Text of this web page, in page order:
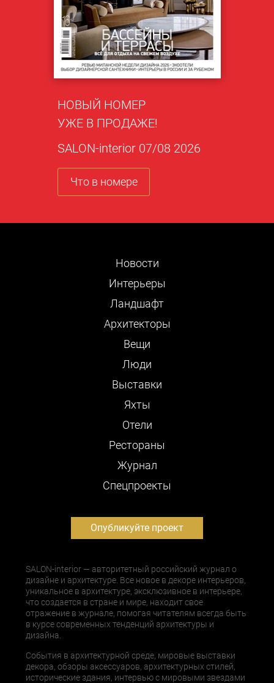
НОВЫЙ НОМЕР
УЖЕ В ПРОДАЖЕ!
SALON-interior 07/08 2026
Что в номере
Новости
Интерьеры
Ландшафт
Архитекторы
Вещи
Люди
Выставки
Яхты
Отели
Рестораны
Журнал
Cпецпроекты
Опубликуйте проект
SALON-interior — авторитетный российский журнал о
дизайне и архитектуре. Все новое в декоре интерьеров,
уникальное в архитектуре, эксклюзивное в интерьере,
что создается в стране и мире, находит свое
отражение в журнале, помогая читателям всегда быть
в курсе современных тенденций архитектуры и
дизайна.
События в архитектурной среде, мировые выставки
декора, обзоры аксессуаров, архитектурных стилей,
исторические здания, интервью с мировыми звездами